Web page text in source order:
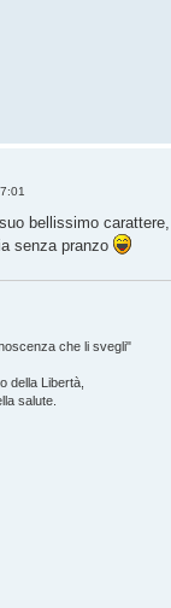
bellissimo carattere,
senza pranzo
che li svegli"
della Libertà,
salute.